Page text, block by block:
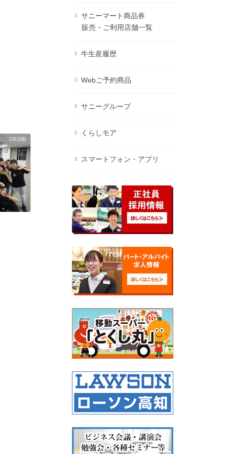
CR活動
サニーマート商品券
販売・ご利用店舗一覧
牛生産履歴
Webご予約商品
サニーグループ
くらしモア
スマートフォン・アプリ